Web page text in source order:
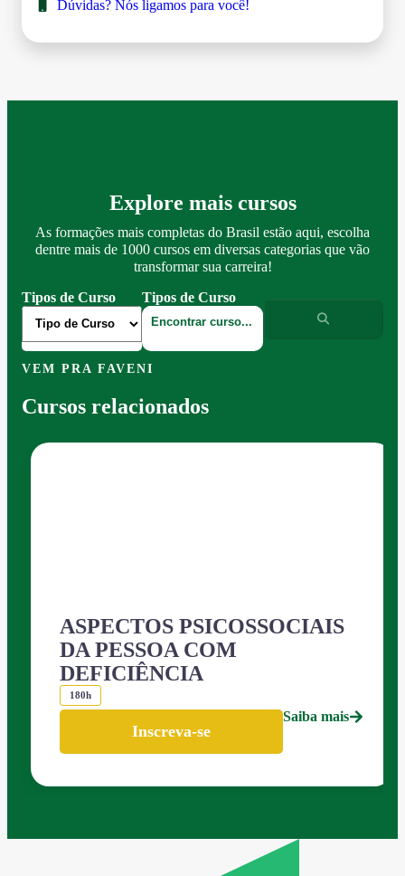
Dúvidas? Nós ligamos para você!
Explore mais cursos
As formações mais completas do Brasil estão aqui, escolha
dentre mais de 1000 cursos em diversas categorias que vão
transformar sua carreira!
Tipos de Curso
Tipos de Curso
VEM PRA FAVENI
Cursos relacionados
ASPECTOS PSICOSSOCIAIS
DA PESSOA COM
DEFICIÊNCIA
180h
Inscreva-se
Saiba mais